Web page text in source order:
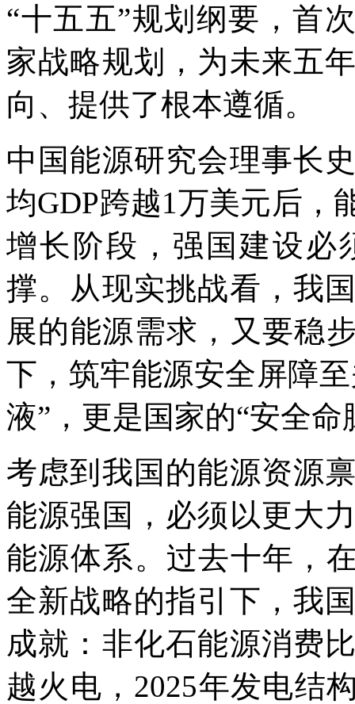
“十五五”规划纲要，首
家战略规划，为未来五
向、提供了根本遵循。
中国能源研究会理事长
均GDP跨越1万美元后，
增长阶段，强国建设必
撑。从现实挑战看，我
展的能源需求，又要稳
下，筑牢能源安全屏障
液”，更是国家的“安全命
考虑到我国的能源资源
能源强国，必须以更大
能源体系。过去十年，
全新战略的指引下，我
成就：非化石能源消费
越火电，2025年发电结